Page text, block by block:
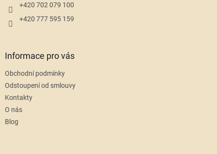
+420 702 079 100
+420 777 595 159
Informace pro vás
Obchodní podmínky
Odstoupení od smlouvy
Kontakty
O nás
Blog